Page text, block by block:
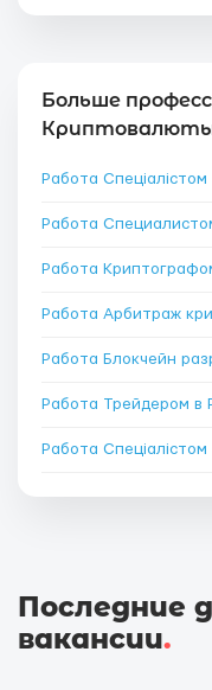
Больше
Работа
Работа
Работа Арбитраж
Работа Блокчейн
Работа Трейдером в
Работа
Последние
вакансии.